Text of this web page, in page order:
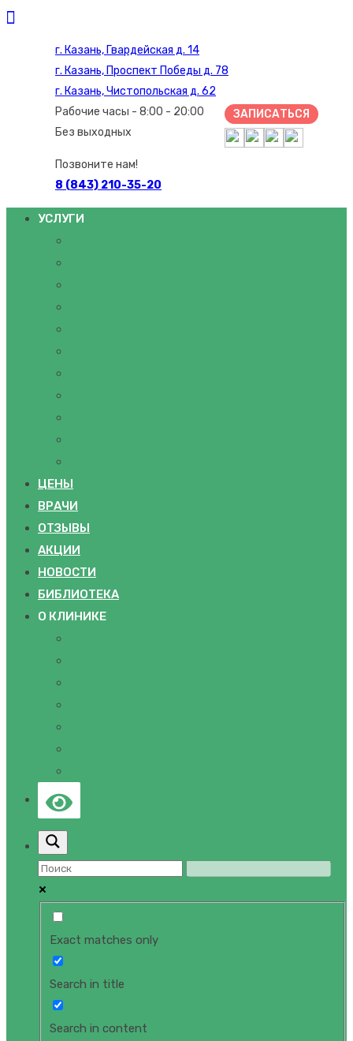
г. Казань, Гвардейская д. 14
г. Казань, Проспект Победы д. 78
г. Казань, Чистопольская д. 62
Рабочие часы - 8:00 - 20:00
Без выходных
ЗАПИСАТЬСЯ
Позвоните нам!
8 (843) 210-35-20
УСЛУГИ
ЦЕНЫ
ВРАЧИ
ОТЗЫВЫ
АКЦИИ
НОВОСТИ
БИБЛИОТЕКА
О КЛИНИКЕ
Exact matches only
Search in title
Search in content